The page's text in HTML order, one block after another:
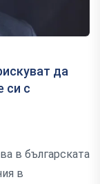
да
си с
в българската
в